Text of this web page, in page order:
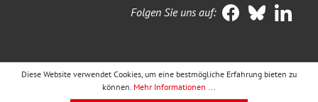
Folgen Sie uns auf:
Diese Website verwendet Cookies, um eine bestmögliche Erfahrung bieten zu
können. Mehr Informationen ...